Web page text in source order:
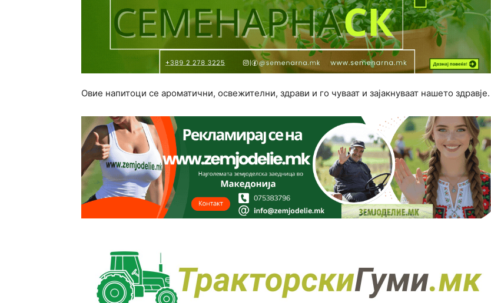
Овие напитоци се ароматични, освежителни, здрави и го чуваат и зајакнуваат нашето здравје.